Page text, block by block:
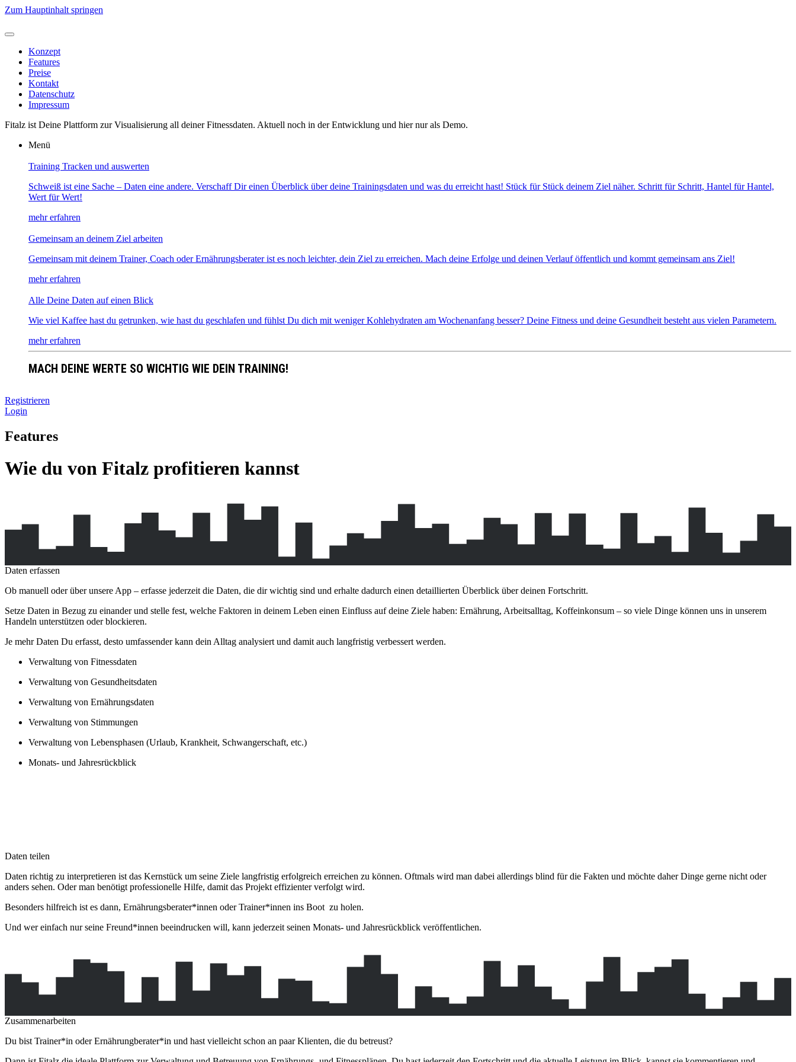
Zum Hauptinhalt springen
Konzept
Features
Preise
Kontakt
Datenschutz
Impressum
Fitalz ist Deine Plattform zur Visualisierung all deiner Fitnessdaten. Aktuell noch in der Entwicklung und hier nur als Demo.
Menü
Training Tracken und auswerten
Schweiß ist eine Sache – Daten eine andere. Verschaff Dir einen Überblick über deine Trainingsdaten und was du erreicht hast! Stück für Stück deinem Ziel näher. Schritt für Schritt, Hantel für Hantel,
Wert für Wert!
mehr erfahren
Gemeinsam an deinem Ziel arbeiten
Gemeinsam mit deinem Trainer, Coach oder Ernährungsberater ist es noch leichter, dein Ziel zu erreichen. Mach deine Erfolge und deinen Verlauf öffentlich und kommt gemeinsam ans Ziel!
mehr erfahren
Alle Deine Daten auf einen Blick
Wie viel Kaffee hast du getrunken, wie hast du geschlafen und fühlst Du dich mit weniger Kohlehydraten am Wochenanfang besser? Deine Fitness und deine Gesundheit besteht aus vielen Parametern.
mehr erfahren
MACH DEINE WERTE SO WICHTIG WIE DEIN TRAINING!
Registrieren
Login
Features
Wie du von Fitalz profitieren kannst
Daten erfassen
Ob manuell oder über unsere App – erfasse jederzeit die Daten, die dir wichtig sind und erhalte dadurch einen detaillierten Überblick über deinen Fortschritt.
Setze Daten in Bezug zu einander und stelle fest, welche Faktoren in deinem Leben einen Einfluss auf deine Ziele haben: Ernährung, Arbeitsalltag, Koffeinkonsum – so viele Dinge können uns in unserem
Handeln unterstützen oder blockieren.
Je mehr Daten Du erfasst, desto umfassender kann dein Alltag analysiert und damit auch langfristig verbessert werden.
Verwaltung von Fitnessdaten
Verwaltung von Gesundheitsdaten
Verwaltung von Ernährungsdaten
Verwaltung von Stimmungen
Verwaltung von Lebensphasen (Urlaub, Krankheit, Schwangerschaft, etc.)
Monats- und Jahresrückblick
Daten teilen
Daten richtig zu interpretieren ist das Kernstück um seine Ziele langfristig erfolgreich erreichen zu können. Oftmals wird man dabei allerdings blind für die Fakten und möchte daher Dinge gerne nicht oder
anders sehen. Oder man benötigt professionelle Hilfe, damit das Projekt effizienter verfolgt wird.
Besonders hilfreich ist es dann, Ernährungsberater*innen oder Trainer*innen ins Boot zu holen.
Und wer einfach nur seine Freund*innen beeindrucken will, kann jederzeit seinen Monats- und Jahresrückblick veröffentlichen.
Zusammenarbeiten
Du bist Trainer*in oder Ernährungberater*in und hast vielleicht schon an paar Klienten, die du betreust?